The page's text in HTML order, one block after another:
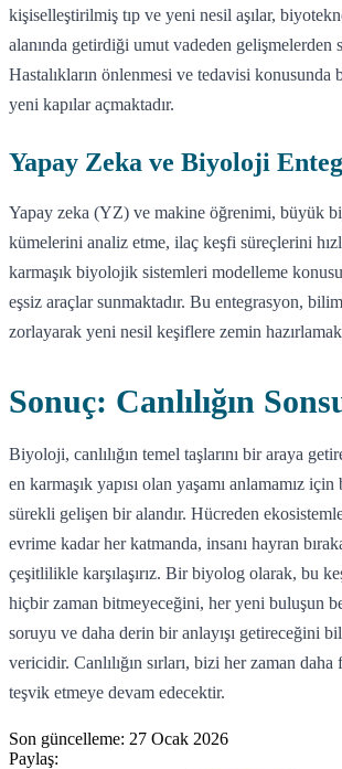
kişiselleştirilmiş tıp ve yeni nesil aşılar,
alanında getirdiği umut vadeden gelişmelerden
Hastalıkların önlenmesi ve tedavisi konusunda
yeni kapılar açmaktadır.
Yapay Zeka ve Biyoloji
Yapay zeka (YZ) ve makine öğrenimi, büyük
kümelerini analiz etme, ilaç keşfi süreçlerini
karmaşık biyolojik sistemleri modelleme
eşsiz araçlar sunmaktadır. Bu entegrasyon,
zorlayarak yeni nesil keşiflere zemin
Sonuç: Canlılığın
Biyoloji, canlılığın temel taşlarını bir araya
en karmaşık yapısı olan yaşamı anlamamız
sürekli gelişen bir alandır. Hücreden
evrime kadar her katmanda, insanı hayran
çeşitlilikle karşılaşırız. Bir biyolog olarak, bu
hiçbir zaman bitmeyeceğini, her yeni buluşun
soruyu ve daha derin bir anlayışı getireceğini
vericidir. Canlılığın sırları, bizi her zaman daha
teşvik etmeye devam edecektir.
Son güncelleme: 27 Ocak 2026
Paylaş: